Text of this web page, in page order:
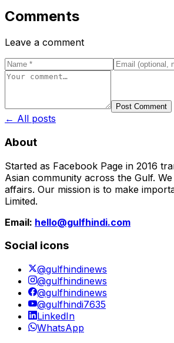
Comments
Leave a comment
Post Comment
← All posts
About
Started as Facebook Page in 2016
Asian community across the Gulf.
affairs. Our mission is to make
Limited.
Email: hello@gulfhindi.com
Social icons
@gulfhindinews
@gulfhindinews
@gulfhindinews
@gulfhindi7635
LinkedIn
WhatsApp